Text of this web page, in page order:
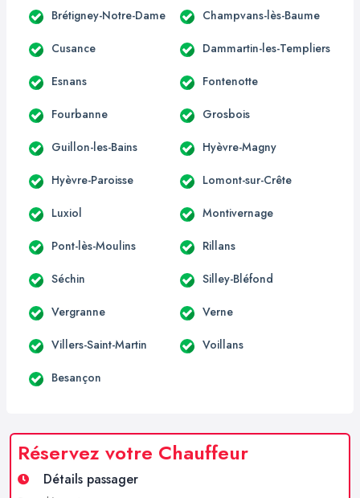
Brétigney-Notre-Dame Champvans-lès-Baume
Cusance Dammartin-les-Templiers
Esnans Fontenotte
Fourbanne Grosbois
Guillon-les-Bains Hyèvre-Magny
Hyèvre-Paroisse Lomont-sur-Crête
Luxiol Montivernage
Pont-lès-Moulins Rillans
Séchin Silley-Bléfond
Vergranne Verne
Villers-Saint-Martin Voillans
Besançon
Réservez votre Chauffeur
Détails passager